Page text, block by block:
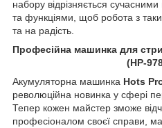
набору відрізняється
та функціями, щоб робота з
та на радість.
Професійна машинка для
(HP-
Акумуляторна машинка Hots
революційна новинка у сфері
Тепер кожен майстер зможе
професіоналом своєї справи,